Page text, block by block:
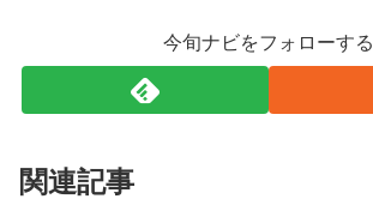
今旬ナビをフォローする
関連記事